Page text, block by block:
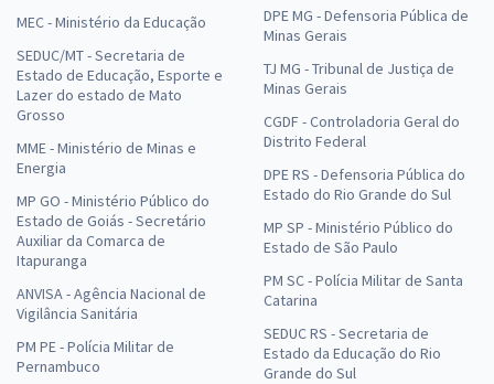
MEC - Ministério da Educação
SEDUC/MT - Secretaria de
Estado de Educação, Esporte e
Lazer do estado de Mato
Grosso
MME - Ministério de Minas e
Energia
MP GO - Ministério Público do
Estado de Goiás - Secretário
Auxiliar da Comarca de
Itapuranga
ANVISA - Agência Nacional de
Vigilância Sanitária
PM PE - Polícia Militar de
Pernambuco
DPE MG - Defensoria Pública de
Minas Gerais
TJ MG - Tribunal de Justiça de
Minas Gerais
CGDF - Controladoria Geral do
Distrito Federal
DPE RS - Defensoria Pública do
Estado do Rio Grande do Sul
MP SP - Ministério Público do
Estado de São Paulo
PM SC - Polícia Militar de Santa
Catarina
SEDUC RS - Secretaria de
Estado da Educação do Rio
Grande do Sul